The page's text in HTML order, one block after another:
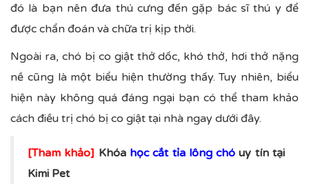
đó là bạn nên đưa thú cưng đến gặp bác sĩ thú y để
được chẩn đoán và chữa trị kịp thời.
Ngoài ra, chó bị co giật thở dốc, khó thở, hơi thở nặng
nề cũng là một biểu hiện thường thấy. Tuy nhiên, biểu
hiện này không quá đáng ngại bạn có thể tham khảo
cách điều trị chó bị co giật tại nhà ngay dưới đây.
[Tham khảo] Khóa học cắt tỉa lông chó uy tín tại
Kimi Pet